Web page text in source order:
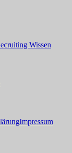
Wissen
Impressum